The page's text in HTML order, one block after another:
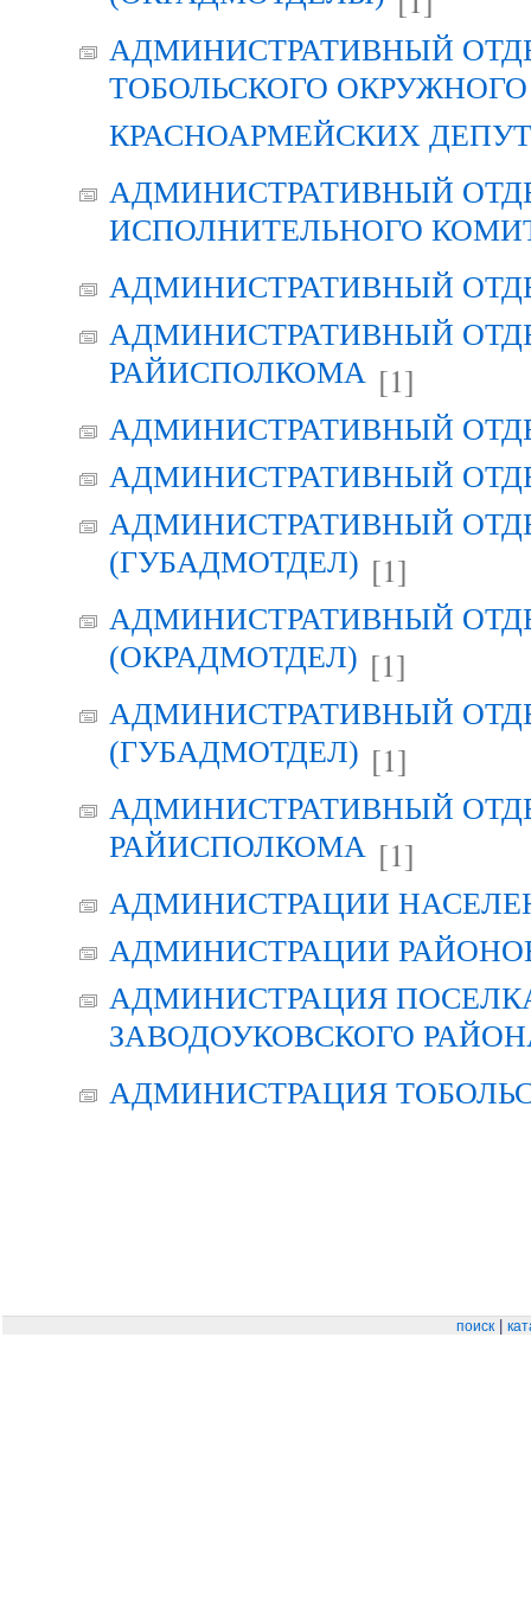
АДМИНИСТРАТИВНЫЙ
ТОБОЛЬСКОГО
КРАСНОАРМЕЙСКИХ
АДМИНИСТРАТИВНЫЙ
ИСПОЛНИТЕЛЬНОГО
АДМИНИСТРАТИВНЫЙ
АДМИНИСТРАТИВНЫЙ
РАЙИСПОЛКОМА [1]
АДМИНИСТРАТИВНЫЙ
АДМИНИСТРАТИВНЫЙ
АДМИНИСТРАТИВНЫЙ
(ГУБАДМОТДЕЛ) [1]
АДМИНИСТРАТИВНЫЙ
(ОКРАДМОТДЕЛ) [1]
АДМИНИСТРАТИВНЫЙ
(ГУБАДМОТДЕЛ) [1]
АДМИНИСТРАТИВНЫЙ
РАЙИСПОЛКОМА [1]
АДМИНИСТРАЦИИ
АДМИНИСТРАЦИИ
АДМИНИСТРАЦИЯ
ЗАВОДОУКОВСКОГО
АДМИНИСТРАЦИЯ
поиск